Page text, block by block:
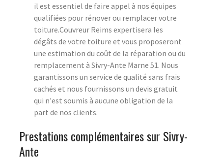
il est essentiel de faire appel à nos équipes
qualifiées pour rénover ou remplacer votre
toiture.Couvreur Reims expertisera les
dégâts de votre toiture et vous proposeront
une estimation du coût de la réparation ou du
remplacement à Sivry-Ante Marne 51. Nous
garantissons un service de qualité sans frais
cachés et nous fournissons un devis gratuit
qui n'est soumis à aucune obligation de la
part de nos clients.
Prestations complémentaires sur Sivry-
Ante